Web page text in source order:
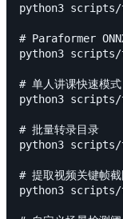
python3 scripts/
# Paraformer
python3
# 单人讲课快速模
python3
# 批量转录目录
python3
# 提取视频关键帧截
python3